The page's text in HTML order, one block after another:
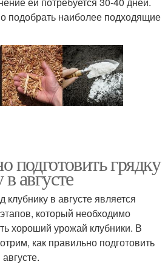
подобрать наиболее подходящие
подготовить грядку
августе
клубнику в августе является
который необходимо
хороший урожай клубники. В
как правильно подготовить